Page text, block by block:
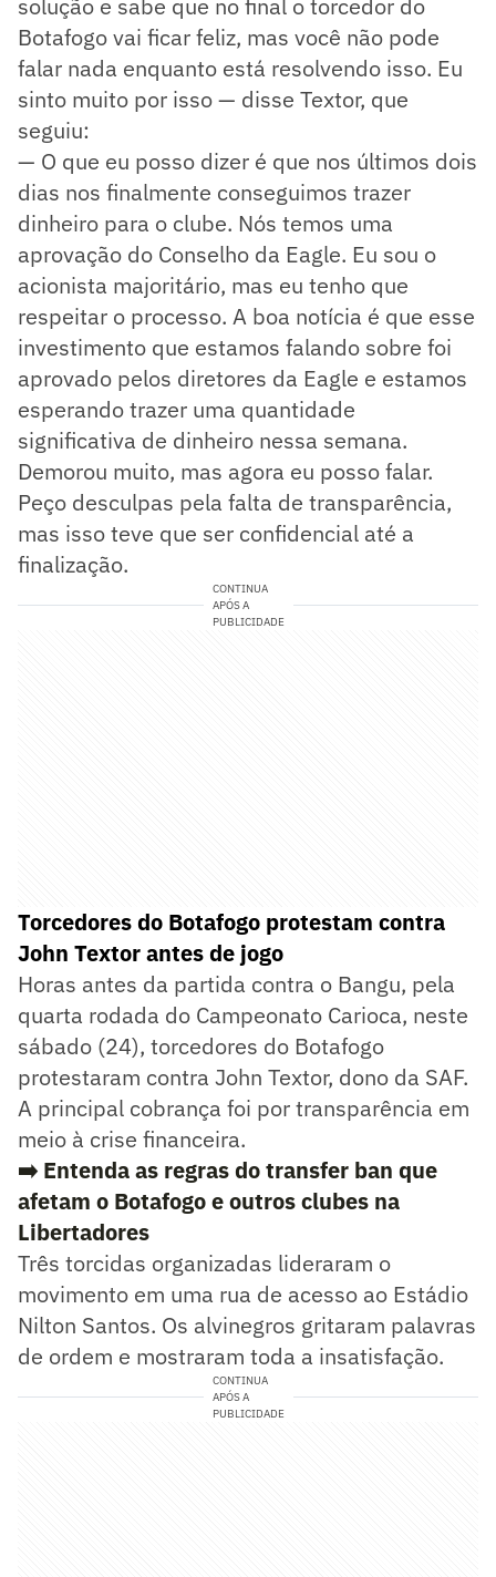
Botafogo vai ficar feliz, mas você não pode
falar nada enquanto está resolvendo isso. Eu
sinto muito por isso — disse Textor, que
seguiu:
— O que eu posso dizer é que nos últimos dois
dias nos finalmente conseguimos trazer
dinheiro para o clube. Nós temos uma
aprovação do Conselho da Eagle. Eu sou o
acionista majoritário, mas eu tenho que
respeitar o processo. A boa notícia é que esse
investimento que estamos falando sobre foi
aprovado pelos diretores da Eagle e estamos
esperando trazer uma quantidade
significativa de dinheiro nessa semana.
Demorou muito, mas agora eu posso falar.
Peço desculpas pela falta de transparência,
mas isso teve que ser confidencial até a
finalização.
CONTINUA
APÓS A
PUBLICIDADE
Torcedores do Botafogo protestam contra
John Textor antes de jogo
Horas antes da partida contra o Bangu, pela
quarta rodada do Campeonato Carioca, neste
sábado (24), torcedores do Botafogo
protestaram contra John Textor, dono da SAF.
A principal cobrança foi por transparência em
meio à crise financeira.
➡️ Entenda as regras do transfer ban que
afetam o Botafogo e outros clubes na
Libertadores
Três torcidas organizadas lideraram o
movimento em uma rua de acesso ao Estádio
Nilton Santos. Os alvinegros gritaram palavras
de ordem e mostraram toda a insatisfação.
CONTINUA
APÓS A
PUBLICIDADE